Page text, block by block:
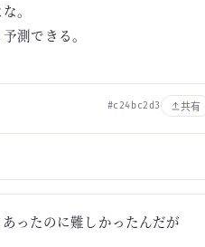
。
測できる。
#c24bc2d3 共有
ったのに難しかったんだが